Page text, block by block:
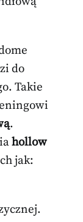
do
Takie
.
hollow
jak: